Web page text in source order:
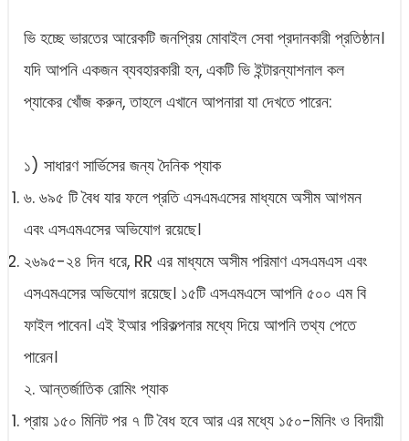
ভি হচ্ছে ভারতের আরেকটি জনপ্রিয় মোবাইল সেবা প্রদানকারী প্রতিষ্ঠান।
যদি আপনি একজন ব্যবহারকারী হন, একটি ভি ইন্টারন্যাশনাল কল
প্যাকের খোঁজ করুন, তাহলে এখানে আপনারা যা দেখতে পারেন:
১) সাধারণ সার্ভিসের জন্য দৈনিক প্যাক
৬. ৬৯৫ টি বৈধ যার ফলে প্রতি এসএমএসের মাধ্যমে অসীম আগমন
এবং এসএমএসের অভিযোগ রয়েছে।
২৬৯৫-২৪ দিন ধরে, RR এর মাধ্যমে অসীম পরিমাণ এসএমএস এবং
এসএমএসের অভিযোগ রয়েছে। ১৫টি এসএমএসে আপনি ৫০০ এম বি
ফাইল পাবেন। এই ইআর পরিকল্পনার মধ্যে দিয়ে আপনি তথ্য পেতে
পারেন।
২. আন্তর্জাতিক রোমিং প্যাক
প্রায় ১৫০ মিনিট পর ৭ টি বৈধ হবে আর এর মধ্যে ১৫০-মিনিং ও বিদায়ী